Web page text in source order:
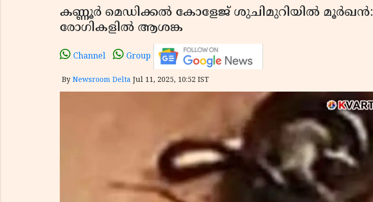
കണ്ണൂർ മെഡിക്കൽ കോളേജ് ശുചിമുറിയിൽ മൂർഖൻ:
രോഗികളിൽ ആശങ്ക
Channel Group
By Newsroom Delta Jul 11, 2025, 10:52 IST